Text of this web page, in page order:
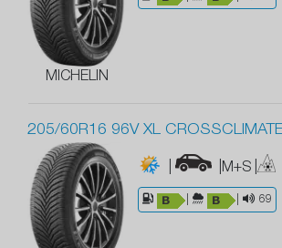
MICHELIN
205/60R16 96V XL
| |M+S |
69